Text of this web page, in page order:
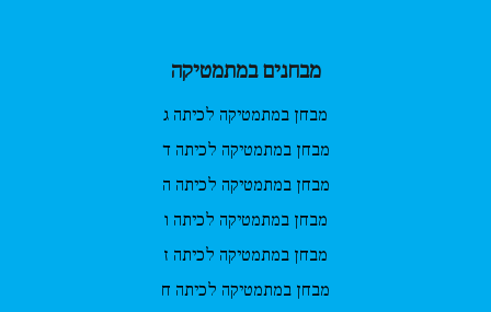
מבחנים במתמטיקה
מבחן במתמטיקה לכיתה ג
מבחן במתמטיקה לכיתה ד
מבחן במתמטיקה לכיתה ה
מבחן במתמטיקה לכיתה ו
מבחן במתמטיקה לכיתה ז
מבחן במתמטיקה לכיתה ח